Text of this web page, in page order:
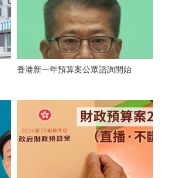
香港新一年預算案公眾諮詢開始